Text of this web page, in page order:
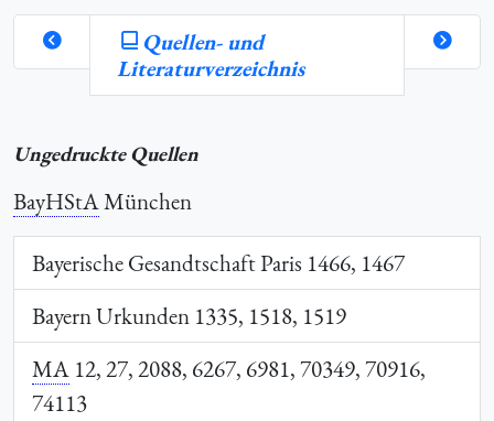
Quellen- und
Literaturverzeichnis
Ungedruckte Quellen
BayHStAMünchen
Bayerische Gesandtschaft Paris 1466, 1467
Bayern Urkunden 1335, 1518, 1519
MA 12, 27, 2088, 6267, 6981, 70349, 70916,
74113